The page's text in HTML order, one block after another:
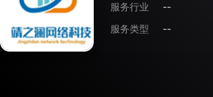
服务行业
--
服务类型
--